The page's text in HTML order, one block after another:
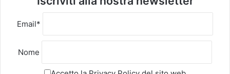
Email*
Nome